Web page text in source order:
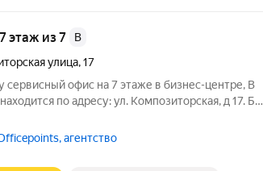
7 этаж из 7
B
улица,17
сервисный офис на 7 этаже в бизнес-центре, В
по адресу: ул. Композиторская, д 17. Без
агентство